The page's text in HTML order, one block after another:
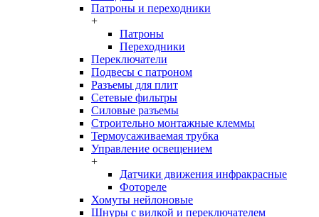
Патроны и переходники
+
Патроны
Переходники
Переключатели
Подвесы с патроном
Разъемы для плит
Сетевые фильтры
Силовые разъемы
Строительно монтажные клеммы
Термоусаживаемая трубка
Управление освещением
+
Датчики движения инфракрасные
Фотореле
Хомуты нейлоновые
Шнуры с вилкой и переключателем